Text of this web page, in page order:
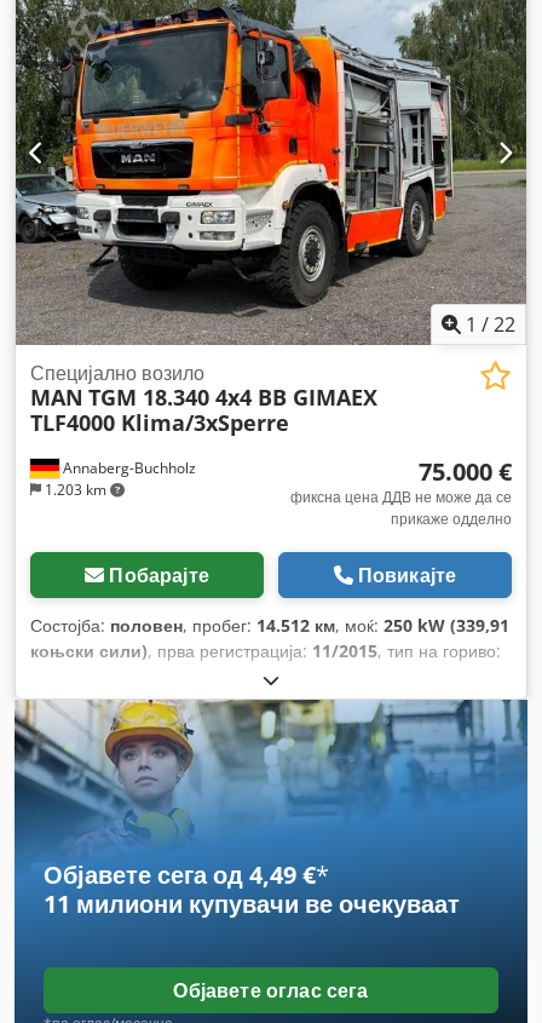
заден лифт, клима уред, компресиран воздушен
сопирачки, светла за магла, систем за имобилизатор,
систем за контрола на влечењето, темпомат,
централно заклучување,
1 /22
Annaberg-Buchholz
1.203 km
Специјално возило
MAN TGM 18.340 4x4 BB GIMAEX
TLF4000 Klima/3xSperre
75.000 €
фиксна цена ДДВ не може да се
прикаже одделно
Побарајте Повикајте
Состојба: половен, пробег: 14.512 км, моќ: 250 kW (339,91
коњски сили), прва регистрација: 11/2015, тип на гориво:
17.500 кг
2 оски, кочници:ретардер, боја:портокалова, тип на
пренос:
автоматски , емисиона класа:Еуро 5, вкупна
должина:7.260 мм, вкупна ширина:2.500 мм, вкупна
висина:3.260 мм , Година на изградба: 2015 , Опрема:ABS,
електронска програма за стабилност (ESP), имал
несреќа, клима уред, компресор, погон на сите тркала,
Објавете сега од 4,49 €*
11 милиони купувачи ве очекуваат
Објавете оглас сега